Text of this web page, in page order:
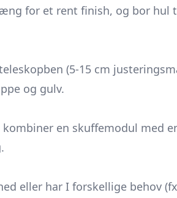
for et rent finish, og bor hul
(5-15 cm
og gulv.
kombiner en skuffemodul med
eller har I forskellige behov